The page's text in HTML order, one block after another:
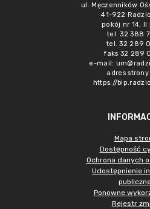
ul. Męczenników
41-922
pokój nr 14, II
tel. 32 388
tel. 32 289
faks 32 289
e-mail:
adres strony
https://
Mapa
Dostępność
Ochrona danych
Udostępnienie
Ponowne
Rejestr